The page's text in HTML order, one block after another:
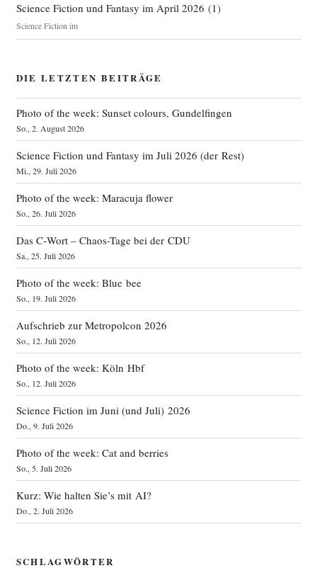
Science Fiction und Fantasy im April 2026 (1)
Science Fiction im
DIE LETZTEN BEITRÄGE
Photo of the week: Sunset colours, Gundelfingen
So., 2. August 2026
Science Fiction und Fantasy im Juli 2026 (der Rest)
Mi., 29. Juli 2026
Photo of the week: Maracuja flower
So., 26. Juli 2026
Das C‑Wort – Chaos-Tage bei der CDU
Sa., 25. Juli 2026
Photo of the week: Blue bee
So., 19. Juli 2026
Aufschrieb zur Metropolcon 2026
So., 12. Juli 2026
Photo of the week: Köln Hbf
So., 12. Juli 2026
Science Fiction im Juni (und Juli) 2026
Do., 9. Juli 2026
Photo of the week: Cat and berries
So., 5. Juli 2026
Kurz: Wie halten Sie’s mit AI?
Do., 2. Juli 2026
SCHLAGWÖRTER